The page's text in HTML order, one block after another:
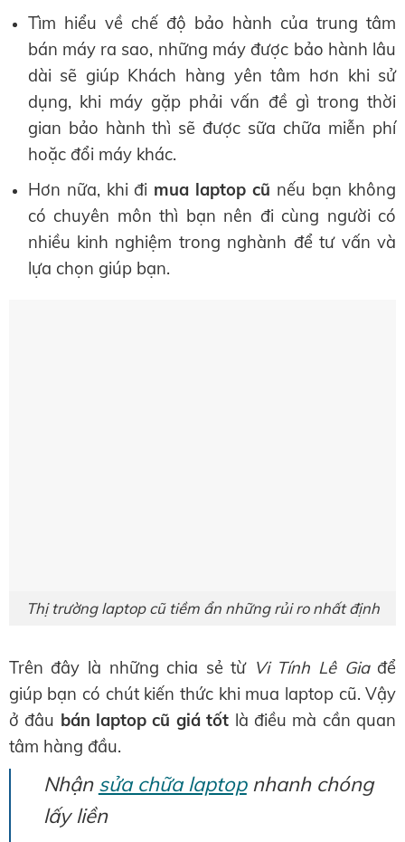
Tìm hiểu về chế độ bảo hành của trung tâm
bán máy ra sao, những máy được bảo hành lâu
dài sẽ giúp Khách hàng yên tâm hơn khi sử
dụng, khi máy gặp phải vấn đề gì trong thời
gian bảo hành thì sẽ được sữa chữa miễn phí
hoặc đổi máy khác.
Hơn nữa, khi đi mua laptop cũ nếu bạn không
có chuyên môn thì bạn nên đi cùng người có
nhiều kinh nghiệm trong nghành để tư vấn và
lựa chọn giúp bạn.
Thị trường laptop cũ tiềm ẩn những rủi ro nhất định
Trên đây là những chia sẻ từ Vi Tính Lê Gia để
giúp bạn có chút kiến thức khi mua laptop cũ. Vậy
ở đâu bán laptop cũ giá tốt là điều mà cần quan
tâm hàng đầu.
Nhận sửa chữa laptopnhanh chóng
lấy liền